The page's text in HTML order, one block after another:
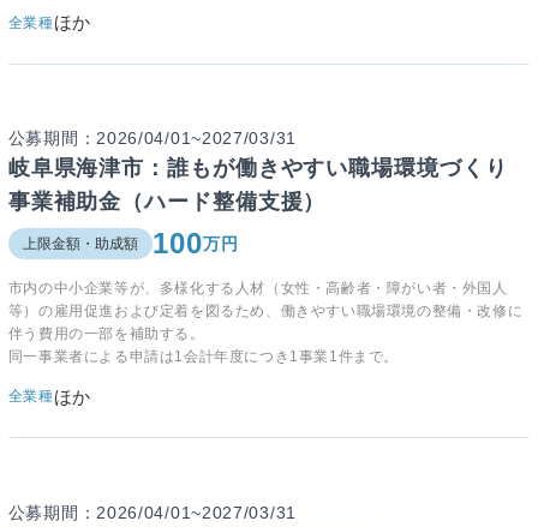
全業種ほか
公募期間：2026/04/01~2027/03/31
岐阜県海津市：誰もが働きやすい職場環境づくり
事業補助金（ハード整備支援）
上限金額・助成額 100万円
市内の中小企業等が、多様化する人材（女性・高齢者・障がい者・外国人
等）の雇用促進および定着を図るため、働きやすい職場環境の整備・改修に
伴う費用の一部を補助する。
同一事業者による申請は1会計年度につき1事業1件まで。
全業種ほか
公募期間：2026/04/01~2027/03/31